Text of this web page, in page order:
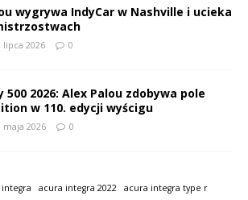
wygrywa IndyCar w Nashville i ucieka
lipca 2026 0
500 2026: Alex Palou zdobywa pole
w 110. edycji wyścigu
maja 2026 0
acura integra 2022 acura integra type r